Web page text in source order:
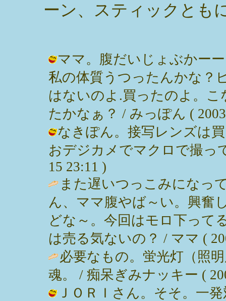
ーン、スティックとも
ママ。腹だいじょぶかー
私の体質うつったんかな？
はないのよ.買ったのよ。
たかなぁ？ / みっぽん (
なきぽん。接写レンズは
おデジカメでマクロで撮っ
15 23:11 )
また遅いつっこみになっ
ん、ママ腹やば～い。興奮
どな～。今回はモロ下って
は売る気ないの？ / ママ (
必要なもの。蛍光灯（照
魂。 / 痴呆ぎみナッキー (
ＪＯＲＩさん。そそ。一